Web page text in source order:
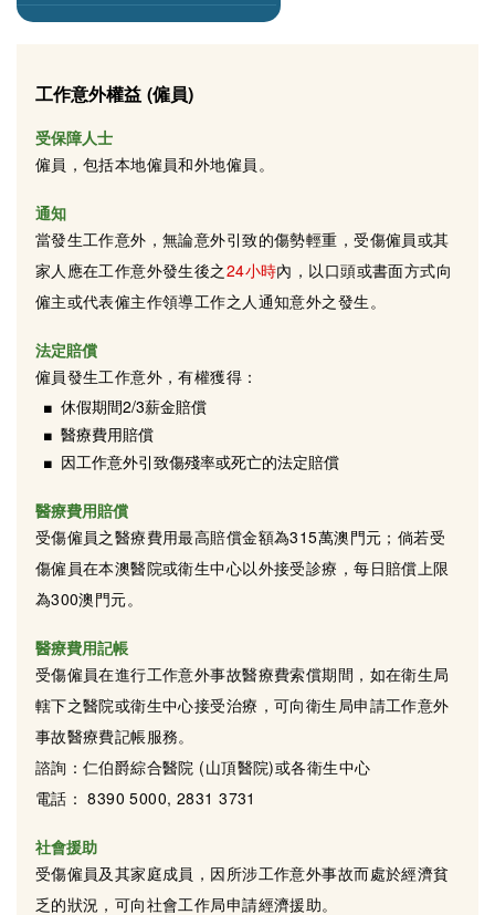
工作意外權益 (僱員)
受保障人士
僱員，包括本地僱員和外地僱員。
通知
當發生工作意外，無論意外引致的傷勢輕重，受傷僱員或其
家人應在工作意外發生後之24小時內，以口頭或書面方式向
僱主或代表僱主作領導工作之人通知意外之發生。
法定賠償
僱員發生工作意外，有權獲得：
休假期間2/3薪金賠償
醫療費用賠償
因工作意外引致傷殘率或死亡的法定賠償
醫療費用賠償
受傷僱員之醫療費用最高賠償金額為315萬澳門元；倘若受
傷僱員在本澳醫院或衛生中心以外接受診療，每日賠償上限
為300澳門元。
醫療費用記帳
受傷僱員在進行工作意外事故醫療費索償期間，如在衛生局
轄下之醫院或衛生中心接受治療，可向衛生局申請工作意外
事故醫療費記帳服務。
諮詢：仁伯爵綜合醫院 (山頂醫院)或各衛生中心
電話： 8390 5000, 2831 3731
社會援助
受傷僱員及其家庭成員，因所涉工作意外事故而處於經濟貧
乏的狀況，可向社會工作局申請經濟援助。